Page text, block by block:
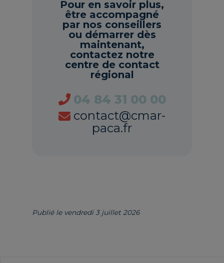
Pour en savoir plus,
être accompagné
par nos conseillers
ou démarrer dès
maintenant,
contactez notre
centre de contact
régional
04 84 31 00 00
contact@cmar-
paca.fr
Publié le vendredi 3 juillet 2026